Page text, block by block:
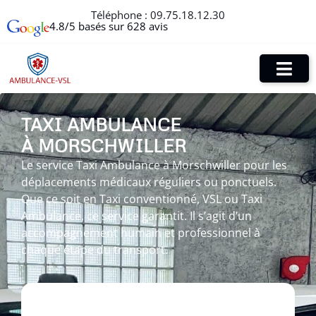
Téléphone : 09.75.18.12.30
4.8/5 basés sur 628 avis
TAXI AMBULANCE
À MORSCHWILLER
Le service Taxi Ambulance à Morschwiller pour les
déplacements médicaux réguliers ou ponctuels.
Que ce soit en Taxi conventionné, VSL ou Taxi
Ambulance, ce service garantit. Il s’agit d’un
accompagnement humain et professionnel à
chaque étape du transport.